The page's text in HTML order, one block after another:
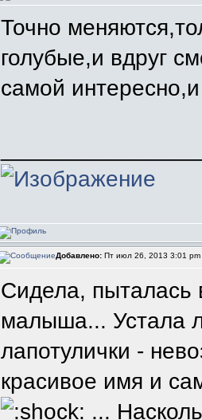
Точно
голубые,и вдруг
самой
Добавлено: Пт июл 26, 2013 3:01 pm
Cидела, пыталась
малыша... Устала
лапотулички -
красивое имя и
...